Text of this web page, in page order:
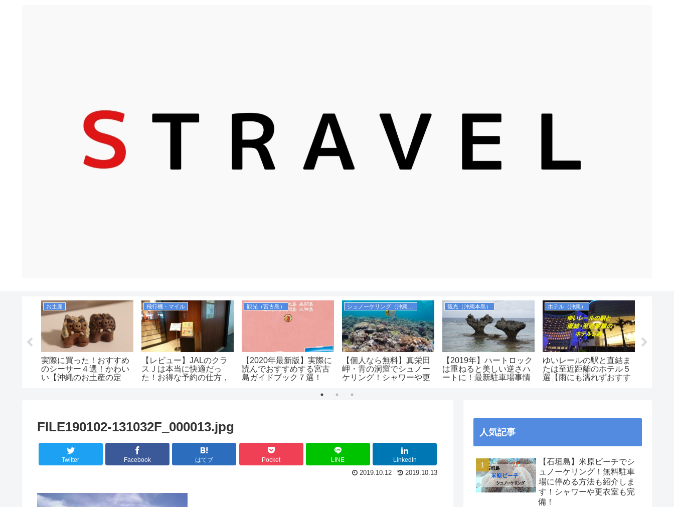
お土産
実際に買った！おすすめ
のシーサー４選！かわい
い【沖縄のお土産の定
飛行機・マイル
【レビュー】JALのクラ
スＪは本当に快適だっ
た！お得な予約の仕方，
観光（宮古島）
【2020年最新版】実際に
読んでおすすめする宮古
島ガイドブック７選！
【個人なら無料】真栄田
岬・青の洞窟でシュノー
ケリング！シャワーや更
紹介！
観光（沖縄本島）
【2019年】ハートロック
は重ねると美しい逆さハ
ートに！最新駐車場事情
ホテル（沖縄）
ゆいレールの駅と直結ま
たは至近距離のホテル５
選【雨にも濡れずおすす
FILE190102-131032F_000013.jpg
Twitter Facebook はてブ Pocket LINE
LinkedIn
2019.10.13
2019.10.12
人気記事
【石垣島】米原ビーチでシ
ュノーケリング！無料駐車
場に停める方法も紹介しま
す！シャワーや更衣室も完
備！